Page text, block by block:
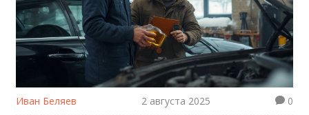
Иван Беляев 2 августа 2025 0